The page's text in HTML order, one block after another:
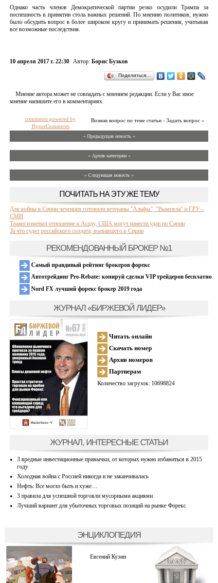
Однако часть членов Демократической партии резко осудили Трампа за
поспешность в принятии столь важных решений. По мнению политиков, нужно
было обсудить вопрос в более широком кругу и принимать решения, учитывая
все возможные последствия.
10 апреля 2017 г. 22:30 Автор: Борис Бузков
Поделиться…
Мнение автора может не совпадать с мнением редакции. Если у Вас иное
мнение напишите его в комментариях.
Возник вопрос по теме статьи - Задать вопрос »
comments powered by
HyperComments
« Предыдущая новость «
» Архив категории «
» Следующая новость »
ПОЧИТАТЬ НА ЭТУ ЖЕ ТЕМУ
Для войны в Сирии чеченцев готовили ветераны "Альфы", "Вымпела" и ГРУ –
СМИ
Трамп изменил отношение к Асаду, США могут нанести удар по Сирии
За что судят российского солдата, воевавшего в Сирии
РЕКОМЕНДОВАННЫЙ БРОКЕР №1
Самый правдивый рейтинг брокеров форекс
Автотрейдинг Pro-Rebate: копируй сделки VIP трейдеров бесплатно
Nord FX лучший форекс брокер 2019 года
ЖУРНАЛ «БИРЖЕВОЙ ЛИДЕР»
Читать онлайн
Скачать номер
Архив номеров
Партнерам
Количество загрузок: 10698824
ЖУРНАЛ, ИНТЕРЕСНЫЕ СТАТЬИ
3 вредные инвестиционные привычки, от которых нужно избавиться в 2015
году
Холодная война с Россией никогда и не заканчивалась
Нефть: Все могло быть и хуже…
3 правила для успешной торговли мусорными акциями
Лучший вариант для убыточных торговых позиций на рынке Форекс
ЭНЦИКЛОПЕДИЯ
Евгений Кузин